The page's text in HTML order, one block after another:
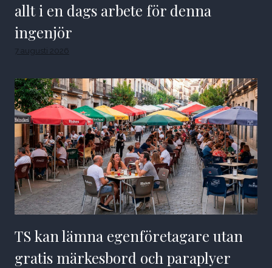
allt i en dags arbete för denna
ingenjör
7 augusti 2026
TS kan lämna egenföretagare utan
gratis märkesbord och paraplyer